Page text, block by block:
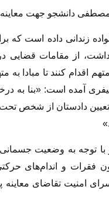
مصطفی دانشجو جهت
زندانی داده است
از مقامات قضایی
اقدام کنند تا مبادا
کیفری آمده است:
دادستان از شخص
توجه به وضعیت
امنیت تقاضای